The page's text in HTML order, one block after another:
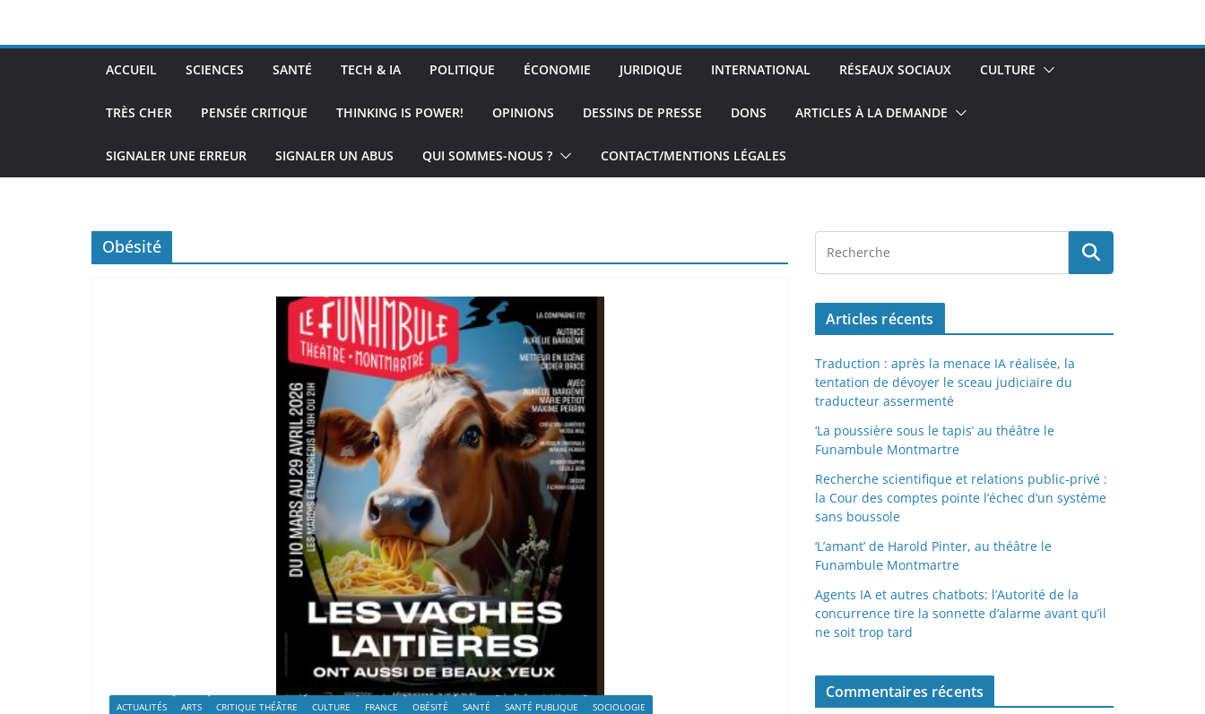
ACCUEIL SCIENCES SANTÉ TECH & IA POLITIQUE ÉCONOMIE JURIDIQUE INTERNATIONAL RÉSEAUX SOCIAUX CULTURE
TRÈS CHER PENSÉE CRITIQUE THINKING IS POWER! OPINIONS DESSINS DE PRESSE DONS ARTICLES À LA DEMANDE
SIGNALER UNE ERREUR SIGNALER UN ABUS QUI SOMMES-NOUS ? CONTACT/MENTIONS LÉGALES
Obésité
ACTUALITÉS ARTS CRITIQUE THÉÂTRE CULTURE FRANCE OBÉSITÉ SANTÉ SANTÉ PUBLIQUE SOCIOLOGIE
Articles récents
Traduction : après la menace IA réalisée, la
tentation de dévoyer le sceau judiciaire du
traducteur assermenté
‘La poussière sous le tapis’ au théâtre le
Funambule Montmartre
Recherche scientifique et relations public-privé :
la Cour des comptes pointe l’échec d’un système
sans boussole
‘L’amant’ de Harold Pinter, au théâtre le
Funambule Montmartre
Agents IA et autres chatbots: l’Autorité de la
concurrence tire la sonnette d’alarme avant qu’il
ne soit trop tard
Commentaires récents